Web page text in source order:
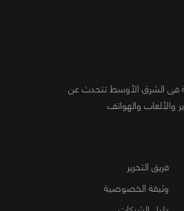
فى الشرق الأوسط تتحدث عن
والألعاب والهواتف
فريق التحرير
وثيقة الخصوصية